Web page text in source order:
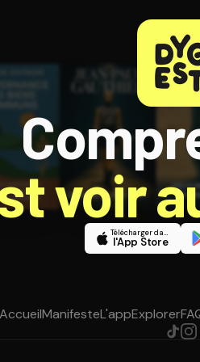
voir
Télécharger dans
l'App Store
AccueilManifesteL'appExplorer